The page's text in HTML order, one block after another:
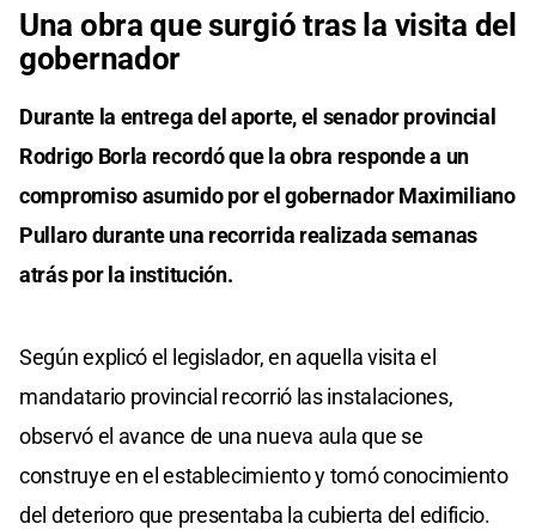
Una obra que surgió tras la visita del
gobernador
Durante la entrega del aporte, el senador provincial
Rodrigo Borla recordó que la obra responde a un
compromiso asumido por el gobernador Maximiliano
Pullaro durante una recorrida realizada semanas
atrás por la institución.
Según explicó el legislador, en aquella visita el
mandatario provincial recorrió las instalaciones,
observó el avance de una nueva aula que se
construye en el establecimiento y tomó conocimiento
del deterioro que presentaba la cubierta del edificio.